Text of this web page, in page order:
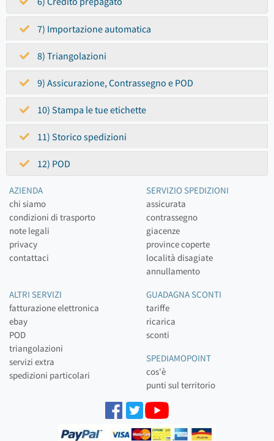
7) Importazione automatica
8) Triangolazioni
9) Assicurazione, Contrassegno e POD
10) Stampa le tue etichette
11) Storico spedizioni
12) POD
AZIENDA
chi siamo
condizioni di trasporto
note legali
privacy
contattaci
SERVIZIO SPEDIZIONI
assicurata
contrassegno
giacenze
province coperte
località disagiate
annullamento
ALTRI SERVIZI
fatturazione elettronica
ebay
POD
triangolazioni
servizi extra
spedizioni particolari
GUADAGNA SCONTI
tariffe
ricarica
sconti
SPEDIAMOPOINT
cos'è
punti sul territorio